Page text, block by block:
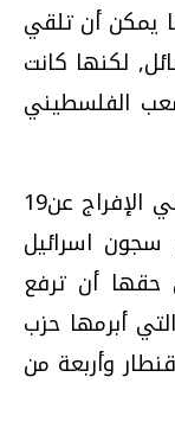
يمكن أن تلقي
لكنها كانت
الفلسطيني
اسرائيل
حقها أن ترفع
أبرمها حزب
وأربعة من